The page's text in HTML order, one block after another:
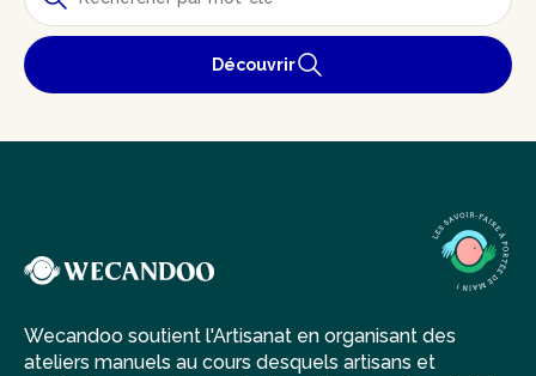
Découvrir
Wecandoo soutient l'Artisanat en organisant des
ateliers manuels au cours desquels artisans et